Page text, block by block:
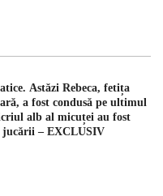
Astăzi Rebeca, fetița
a fost condusă pe ultimul
alb al micuței au fost
jucării – EXCLUSIV